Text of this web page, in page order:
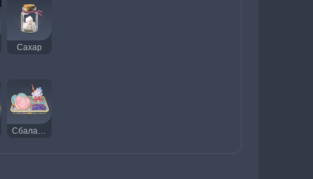
Сахар
Сбалансированное питание